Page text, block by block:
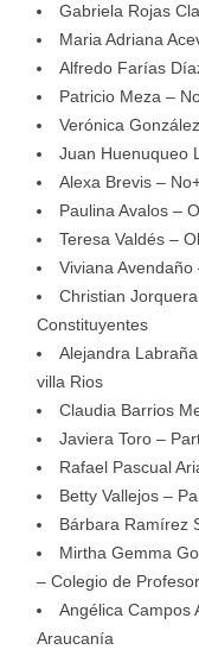
Gabriela Rojas
Maria Adriana
Alfredo Farías
Patricio Meza –
Verónica
Juan Huenuqueo
Alexa Brevis –
Paulina Avalos –
Teresa Valdés –
Viviana Avendaño
Christian
Constituyentes
Alejandra
villa Rios
Claudia Barrios
Javiera Toro –
Rafael Pascual
Betty Vallejos –
Bárbara Ramírez
Mirtha Gemma
– Colegio de
Angélica Campos
Araucanía